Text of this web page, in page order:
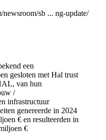
sb ... ng-update/
een
gesloten met Hal trust
van hun
/
infrastructuur
genereerde in 2024
€ en resulteerden in
€